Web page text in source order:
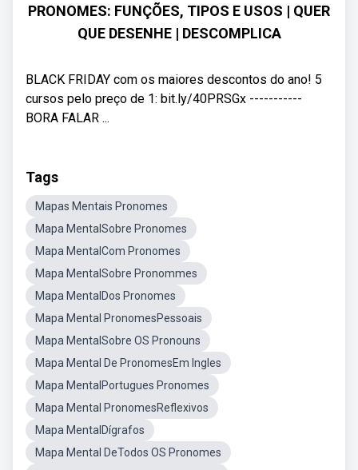
PRONOMES: FUNÇÕES, TIPOS E USOS | QUER
QUE DESENHE | DESCOMPLICA
BLACK FRIDAY com os maiores descontos do ano! 5
cursos pelo preço de 1: bit.ly/40PRSGx -----------
BORA FALAR ...
Tags
Mapas Mentais Pronomes
Mapa MentalSobre Pronomes
Mapa MentalCom Pronomes
Mapa MentalSobre Pronommes
Mapa MentalDos Pronomes
Mapa Mental PronomesPessoais
Mapa MentalSobre OS Pronouns
Mapa Mental De PronomesEm Ingles
Mapa MentalPortugues Pronomes
Mapa Mental PronomesReflexivos
Mapa MentalDígrafos
Mapa Mental DeTodos OS Pronomes